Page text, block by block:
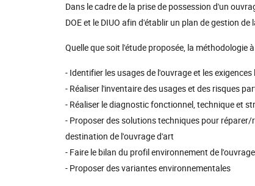
Dans le cadre de la prise de possession d'un
DOE et le DIUO afin d'établir un plan de gestion
Quelle que soit l'étude proposée, la méthodologie
- Identifier les usages de l'ouvrage et les exigences
- Réaliser l'inventaire des usages et des risques
- Réaliser le diagnostic fonctionnel, technique et
- Proposer des solutions techniques pour
destination de l'ouvrage d'art
- Faire le bilan du profil environnement de l'ouvrage
- Proposer des variantes environnementales